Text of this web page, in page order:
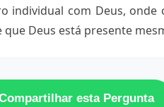
individual com Deus, onde
Deus está presente
esta Pergunta